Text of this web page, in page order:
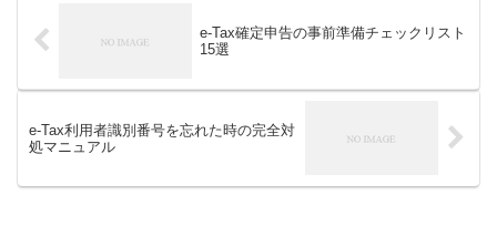
e-Tax確定申告の事前準備チェックリスト
15選
e-Tax利用者識別番号を忘れた時の完全対
処マニュアル